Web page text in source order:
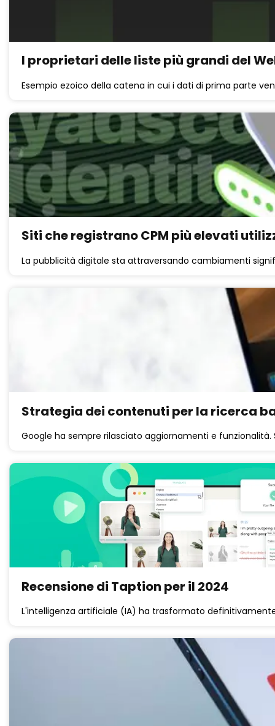
I proprietari delle liste più grandi del
Esempio ezoico della catena in cui i dati di prima parte
Siti che registrano CPM più elevati
La pubblicità digitale sta attraversando cambiamenti
Strategia dei contenuti per la ricerca
Google ha sempre rilasciato aggiornamenti e funzionalità.
Recensione di Taption per il 2024
L'intelligenza artificiale (IA) ha trasformato